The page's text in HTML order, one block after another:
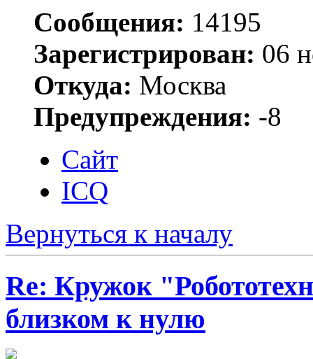
Сообщения: 14195
Зарегистрирован: 06
Откуда: Москва
Предупреждения: -8
Сайт
ICQ
Вернуться к началу
Re: Кружок
близком к нулю